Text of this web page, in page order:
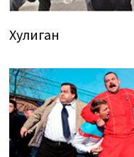
Хулиган